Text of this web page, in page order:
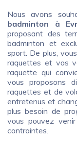
Nous avons
badminton à
proposant des
badminton et
sport. De plus,
raquettes et vos
raquette qui
vous proposons
raquettes et de
entretenus et
plus besoin de
vous pouvez
contraintes.